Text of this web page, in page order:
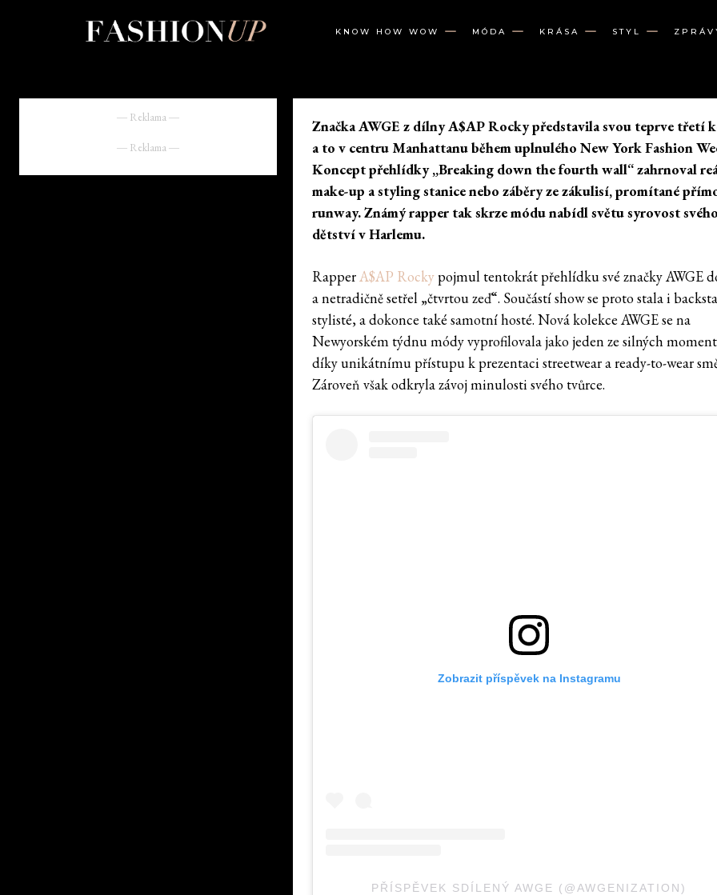
KNOW HOW WOW MÓDA KRÁSA STYL
― Reklama ―
― Reklama ―
Značka AWGE z dílnyA$AP Rockypředstavila svou teprve třetí
a to v centru Manhattanu během uplnulého New York Fashion
Koncept přehlídky „Breaking down the fourth wall“ zahrnoval
make-up a styling stanice nebo záběry ze zákulisí, promítané
runway. Známý rapper tak skrze módu nabídl světu syrovost svého
dětství v Harlemu.
RapperA$AP Rockypojmul tentokrát přehlídku své značky AWGE
a netradičně setřel „čtvrtou zeď“. Součástí show se proto stala i
stylisté, a dokonce také samotní hosté. Nová kolekce AWGE se na
Newyorském týdnu módy vyprofilovala jako jeden ze silných
díky unikátnímu přístupu k prezentaci streetwear a ready-to-wear
Zároveň však odkryla závoj minulosti svého tvůrce.
Zobrazit příspěvek na Instagramu
PŘÍSPĚVEK SDÍLENÝ AWGE (@AWGENIZATION)